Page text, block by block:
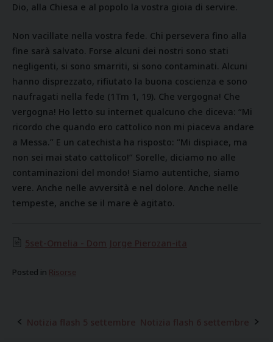
Dio, alla Chiesa e al popolo la vostra gioia di servire.
Non vacillate nella vostra fede. Chi persevera fino alla
fine sarà salvato. Forse alcuni dei nostri sono stati
negligenti, si sono smarriti, si sono contaminati. Alcuni
hanno disprezzato, rifiutato la buona coscienza e sono
naufragati nella fede (1Tm 1, 19). Che vergogna! Che
vergogna! Ho letto su internet qualcuno che diceva: “Mi
ricordo che quando ero cattolico non mi piaceva andare
a Messa.” E un catechista ha risposto: “Mi dispiace, ma
non sei mai stato cattolico!” Sorelle, diciamo no alle
contaminazioni del mondo! Siamo autentiche, siamo
vere. Anche nelle avversità e nel dolore. Anche nelle
tempeste, anche se il mare è agitato.
5set-Omelia - Dom Jorge Pierozan-ita
Posted in Risorse
Post
Notizia flash 5 settembre Notizia flash 6 settembre